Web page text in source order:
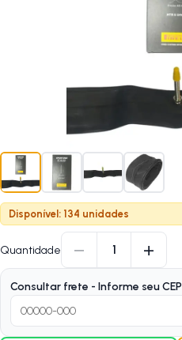
Disponível: 134 unidades
Quantidade − 1 +
Consultar frete - Informe seu CEP